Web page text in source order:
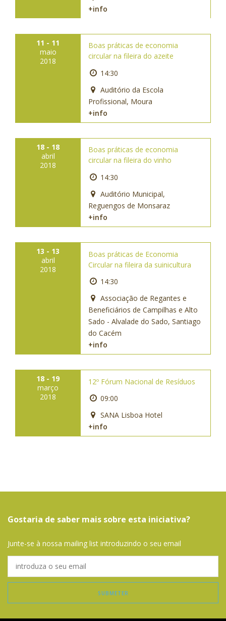
+info
11 - 11
maio
2018
Boas práticas de economia
circular na fileira do azeite
14:30
Auditório da Escola
Profissional, Moura
+info
18 - 18
abril
2018
Boas práticas de economia
circular na fileira do vinho
14:30
Auditório Municipal,
Reguengos de Monsaraz
+info
13 - 13
abril
2018
Boas práticas de Economia
Circular na fileira da suinicultura
14:30
Associação de Regantes e
Beneficiários de Campilhas e Alto
Sado - Alvalade do Sado, Santiago
do Cacém
+info
18 - 19
março
2018
12º Fórum Nacional de Resíduos
09:00
SANA Lisboa Hotel
+info
Gostaria de saber mais sobre esta iniciativa?
Junte-se à nossa mailing list introduzindo o seu email